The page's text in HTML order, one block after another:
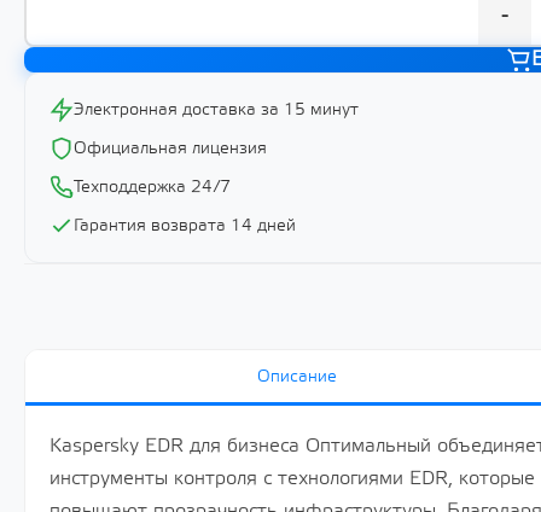
-
Электронная доставка за 15 минут
Официальная лицензия
Техподдержка 24/7
Гарантия возврата 14 дней
Описание
Kaspersky EDR для бизнеса Оптимальный
инструменты контроля с технологиями EDR,